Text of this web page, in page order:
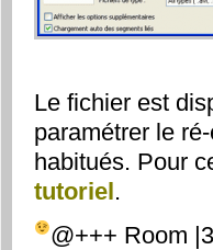
Le fichier est
paramétrer le
habitués. Pour
tutoriel.
@+++ Room